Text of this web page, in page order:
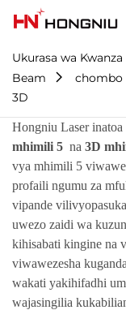
Ukurasa wa Kwanza
Beam
chombo
3D
Hongniu Laser
mhimili 5 na 3D
vya mhimili 5
profaili ngumu za
vipande
uwezo zaidi wa
kihisabati kingine na
viwawezesha
wakati yakihifadhi
wajasingilia